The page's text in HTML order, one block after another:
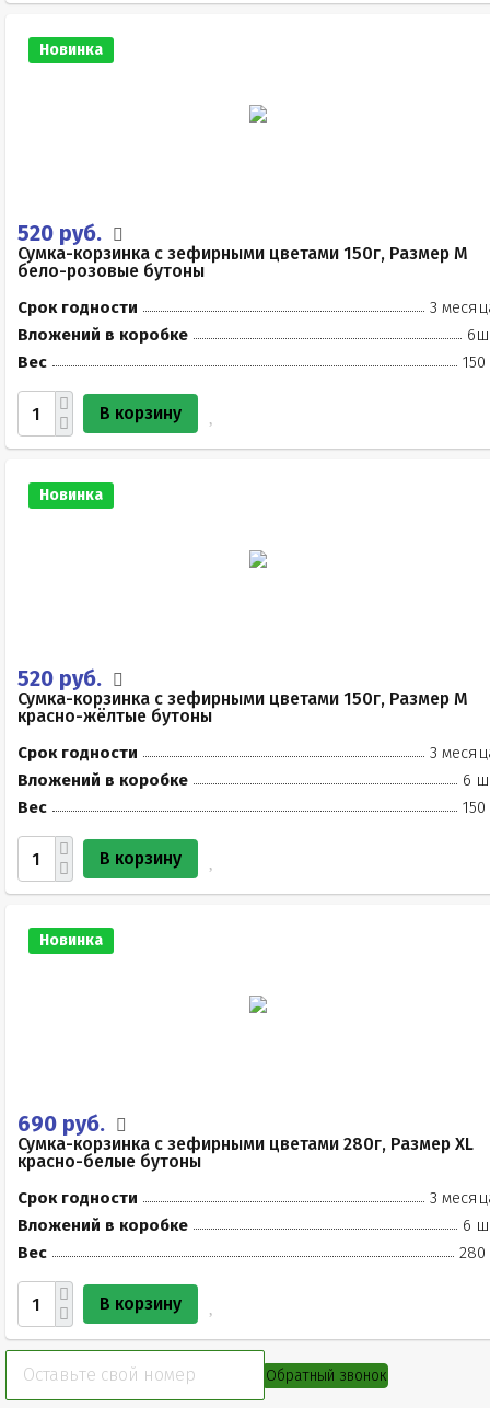
Новинка
520 руб.
Сумка-корзинка с зефирными цветами 150г, Размер М
бело-розовые бутоны
Срок годности
3
Вложений в коробке
Вес
150
В корзину
Новинка
520 руб.
Сумка-корзинка с зефирными цветами 150г, Размер М
красно-жёлтые бутоны
Срок годности
3
Вложений в коробке
6
Вес
150
В корзину
Новинка
690 руб.
Сумка-корзинка с зефирными цветами 280г, Размер XL
красно-белые бутоны
Срок годности
3
Вложений в коробке
6
Вес
280
В корзину
Обратный звонок